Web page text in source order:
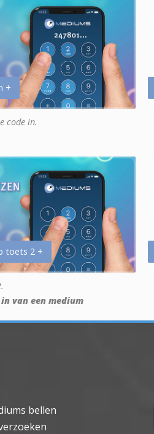
+
code in.
toets 2 +
van een medium
bellen